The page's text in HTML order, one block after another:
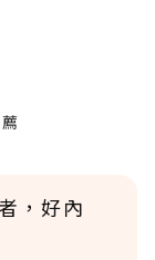
，好內